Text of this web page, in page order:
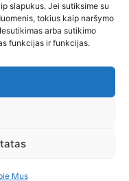
slapukus. Jei sutiksime su
tokius kaip naršymo
arba sutikimo
funkcijas ir funkcijas.
Mus
Mus